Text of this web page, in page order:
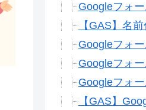
Googleフォ
【GAS】名
Googleフォ
Googleフォ
Googleフォ
【GAS】